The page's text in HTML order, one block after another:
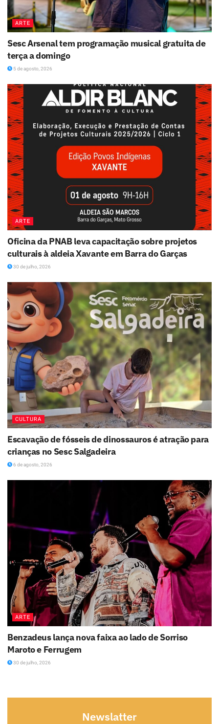
ARTE
Sesc Arsenal tem programação musical gratuita de
terça a domingo
5 de agosto, 2026
ARTE
Oficina da PNAB leva capacitação sobre projetos
culturais à aldeia Xavante em Barra do Garças
30 de julho, 2026
CULTURA
Escavação de fósseis de dinossauros é atração para
crianças no Sesc Salgadeira
6 de agosto, 2026
ARTE
Benzadeus lança nova faixa ao lado de Sorriso
Maroto e Ferrugem
30 de julho, 2026
Newslatter